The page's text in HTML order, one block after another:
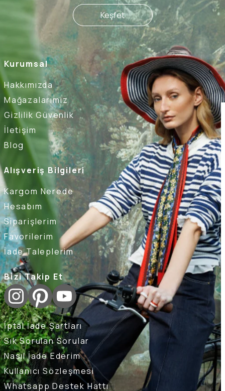
Kurumsal
Hakkımızda
Mağazalarımız
Gizlilik Güvenlik
İletişim
Blog
Alışveriş Bilgileri
Kargom Nerede
Hesabım
Siparişlerim
Favorilerim
İade Taleplerim
Bizi Takip Et
İptal İade Şartları
Sık Sorulan Sorular
Nasıl İade Ederim
Kullanıcı Sözleşmesi
Whatsapp Destek Hattı
Keşfet